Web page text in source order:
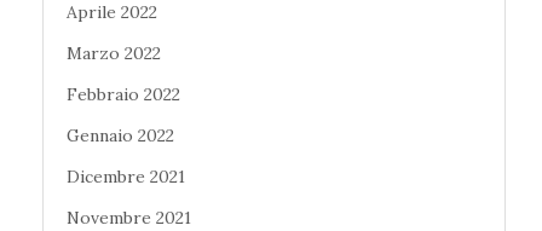
Aprile 2022
Marzo 2022
Febbraio 2022
Gennaio 2022
Dicembre 2021
Novembre 2021